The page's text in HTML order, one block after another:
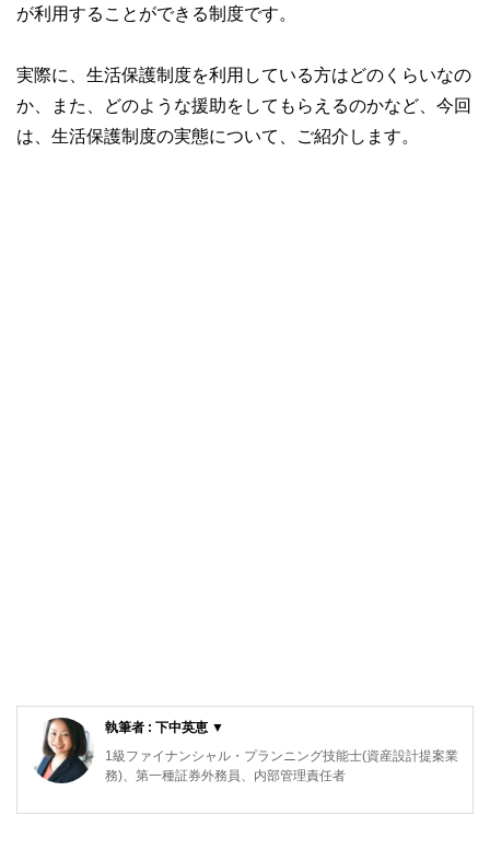
が利用することができる制度です。
実際に、生活保護制度を利用している方はどのくらいなの
か、また、どのような援助をしてもらえるのかなど、今回
は、生活保護制度の実態について、ご紹介します。
執筆者 : 下中英恵 ▼
1級ファイナンシャル・プランニング技能士(資産設計提案業
務)、第一種証券外務員、内部管理責任者
東京都出身。2008年慶應義塾大学商学部卒業後、三菱UFJメ